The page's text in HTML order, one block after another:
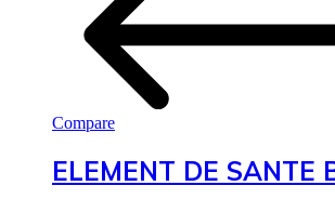
Compare
ELEMENT DE SANTE